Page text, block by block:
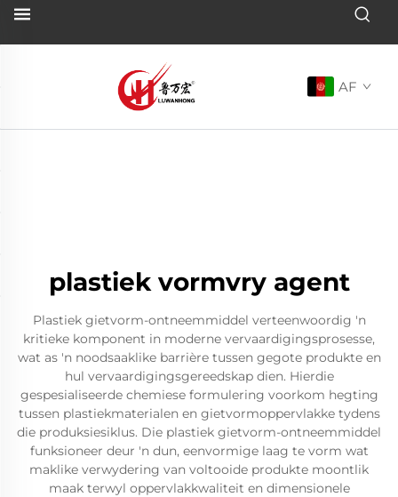
AF
plastiek vormvry agent
Plastiek gietvorm-ontneemmiddel verteenwoordig 'n
kritieke komponent in moderne vervaardigingsprosesse,
wat as 'n noodsaaklike barrière tussen gegote produkte en
hul vervaardigingsgereedskap dien. Hierdie
gespesialiseerde chemiese formulering voorkom hegting
tussen plastiekmaterialen en gietvormoppervlakke tydens
die produksiesiklus. Die plastiek gietvorm-ontneemmiddel
funksioneer deur 'n dun, eenvormige laag te vorm wat
maklike verwydering van voltooide produkte moontlik
maak terwyl oppervlakkwaliteit en dimensionele